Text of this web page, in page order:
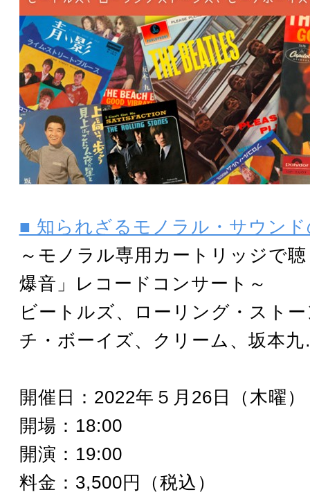
■ 知られざるモノラル・サウン
～モノラル専用カートリッジで
爆音」レコードコンサート～
ビートルズ、ローリング・スト
チ・ボーイズ、クリーム、坂本
開催日：2022年５月26日（木曜）
開場：18:00
開演：19:00
料金：3,500円（税込）